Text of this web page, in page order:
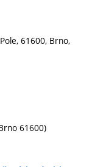
61600, Brno,
61600)